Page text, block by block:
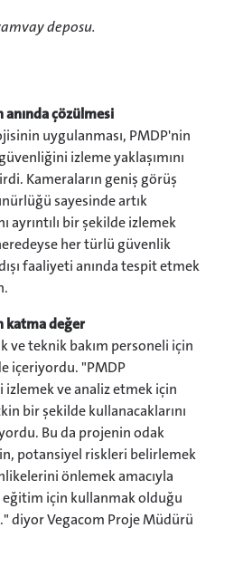
deposu.
anında çözülmesi
uygulanması, PMDP'nin
izleme yaklaşımını
Kameraların geniş görüş
sayesinde artık
ayrıntılı bir şekilde izlemek
her türlü güvenlik
faaliyeti anında tespit etmek
katma değer
ve teknik bakım personeli için
içeriyordu. "PMDP
ve analiz etmek için
bir şekilde kullanacaklarını
Bu da projenin odak
potansiyel riskleri belirlemek
önlemek amacıyla
için kullanmak olduğu
diyor Vegacom Proje Müdürü